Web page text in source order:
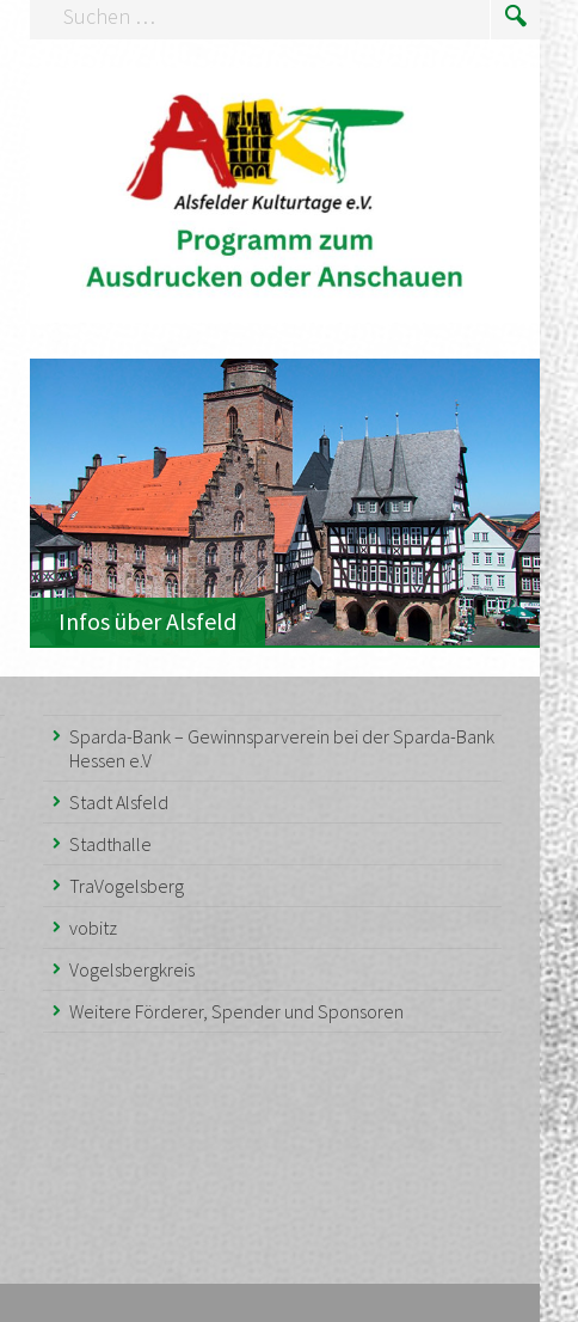
Infos über Alsfeld
Sparda-Bank – Gewinnsparverein bei der Sparda-Bank
Hessen e.V
Stadt Alsfeld
Stadthalle
TraVogelsberg
vobitz
Vogelsbergkreis
Weitere Förderer, Spender und Sponsoren